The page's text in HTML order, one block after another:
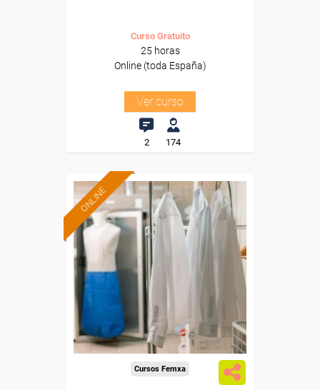
Curso Gratuito
25 horas
Online (toda España)
Ver curso
2 174
ONLINE
Formación 100%
subvencionada.
Para desempleados,
trabajadores y autónomos.
-Otros Servicios.
Cursos Femxa